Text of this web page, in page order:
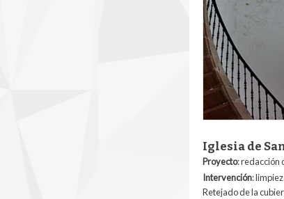
Iglesia de
Proyecto: redacción
Intervención:
Retejado de la